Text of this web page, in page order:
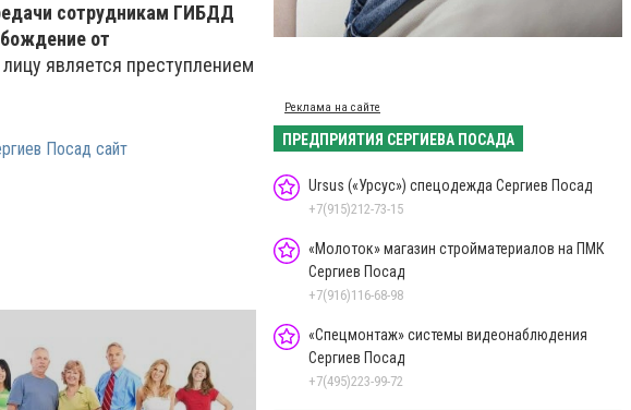
сотрудникам ГИБДД
от
является преступлением
Посад сайт
Реклама на сайте
ПРЕДПРИЯТИЯ СЕРГИЕВА ПОСАДА
Ursus («Урсус») спецодежда Сергиев Посад
+7(915)212-73-15
«Молоток» магазин стройматериалов на ПМК
Сергиев Посад
+7(916)116-68-98
«Спецмонтаж» системы видеонаблюдения
Сергиев Посад
+7(495)223-99-72